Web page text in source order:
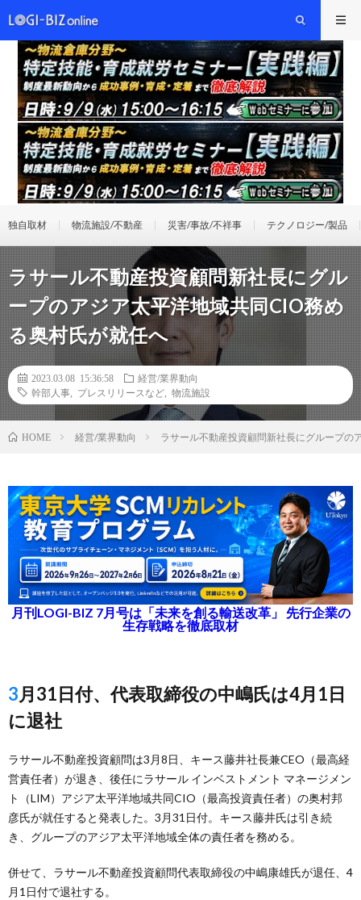
独自取材 物流施設/不動産 災害/事故/不祥事 テクノロジー/製品
ラサール不動産投資顧問新社長にグル
ープのアジア太平洋地域共同CIO務め
る奥村氏が就任へ
2023.03.08 15:36:58
経営/業界動向
幹部人事
プレスリリースなど 物流施設
HOME 経営/業界動向 ラサール不動産投資顧問新社長にグループの
月刊LOGI-BIZ 7月号は「未来を創る輸送改革」 先行企業の
生存戦略を徹底取材
3月31日付、代表取締役の中嶋氏は4月1日
に退社
ラサール不動産投資顧問は3月8日、キース藤井社長兼CEO（最高経
営責任者）が退き、後任にラサール インベストメント マネージメン
ト（LIM）アジア太平洋地域共同CIO（最高投資責任者）の奥村邦
彦氏が就任すると発表した。3月31日付。キース藤井氏は引き続
き、グループのアジア太平洋地域全体の責任者を務める。
併せて、ラサール不動産投資顧問代表取締役の中嶋康雄氏が退任、4
月1日付で退社する。